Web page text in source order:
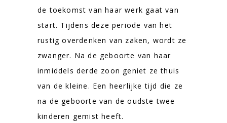
de toekomst van haar werk gaat van
start. Tijdens deze periode van het
rustig overdenken van zaken, wordt ze
zwanger. Na de geboorte van haar
inmiddels derde zoon geniet ze thuis
van de kleine. Een heerlijke tijd die ze
na de geboorte van de oudste twee
kinderen gemist heeft.